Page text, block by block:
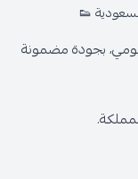
👟
بجودة مضمونة